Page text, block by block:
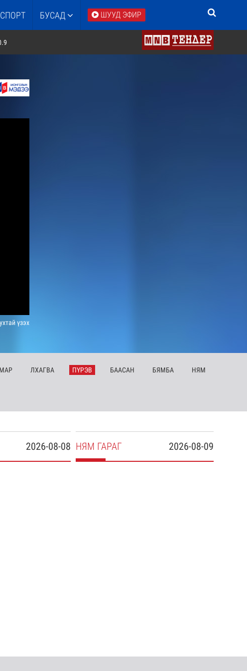
СПОРТ БУСАД ШУУД ЭФИР
үзэх
ЛХАГВА ПҮРЭВ БААСАН БЯМБА НЯМ
2026-08-08 2026-08-09
НЯМ ГАРАГ